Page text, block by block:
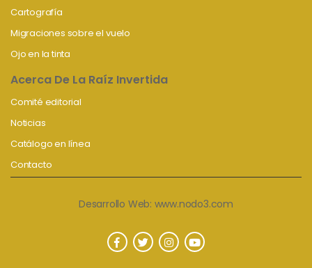
Cartografía
Migraciones sobre el vuelo
Ojo en la tinta
Acerca De La Raíz Invertida
Comité editorial
Noticias
Catálogo en línea
Contacto
Desarrollo Web: www.nodo3.com